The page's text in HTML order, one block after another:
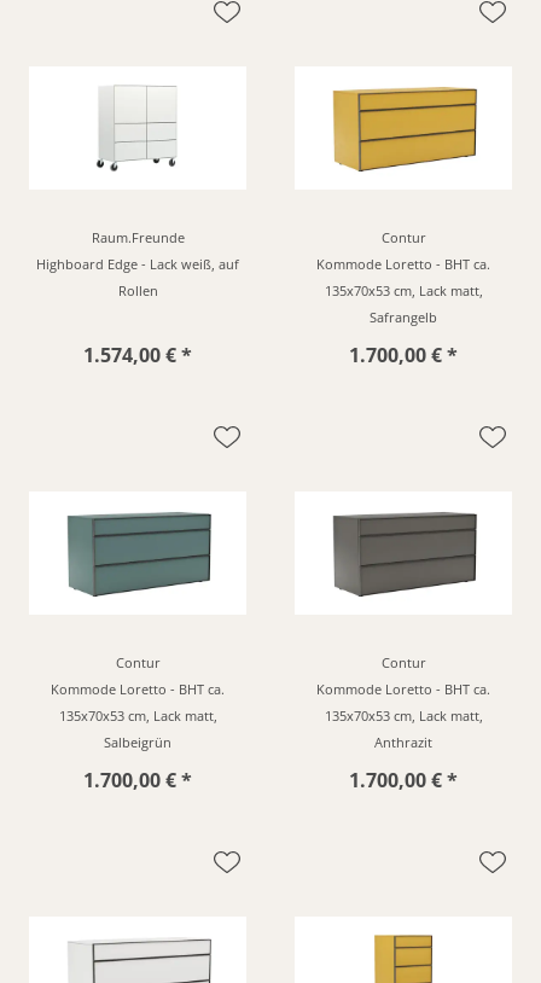
Raum.Freunde
Highboard Edge - Lack weiß, auf
Rollen
1.574,00 € *
Contur
Kommode Loretto - BHT ca.
135x70x53 cm, Lack matt,
Safrangelb
1.700,00 € *
Contur
Kommode Loretto - BHT ca.
135x70x53 cm, Lack matt,
Salbeigrün
1.700,00 € *
Contur
Kommode Loretto - BHT ca.
135x70x53 cm, Lack matt,
Anthrazit
1.700,00 € *